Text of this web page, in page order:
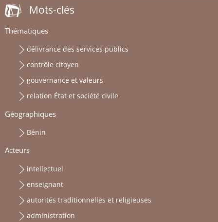
Mots-clés
Thématiques
délivrance des services publics
contrôle citoyen
gouvernance et valeurs
relation État et société civile
Géographiques
Bénin
Acteurs
intellectuel
enseignant
autorités traditionnelles et religieuses
administration